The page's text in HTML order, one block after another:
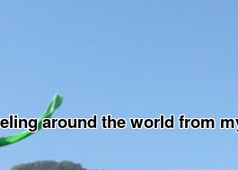
around the world from